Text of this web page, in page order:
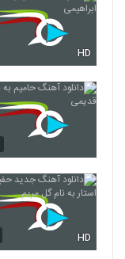
6278
6280
6281
HD
HD